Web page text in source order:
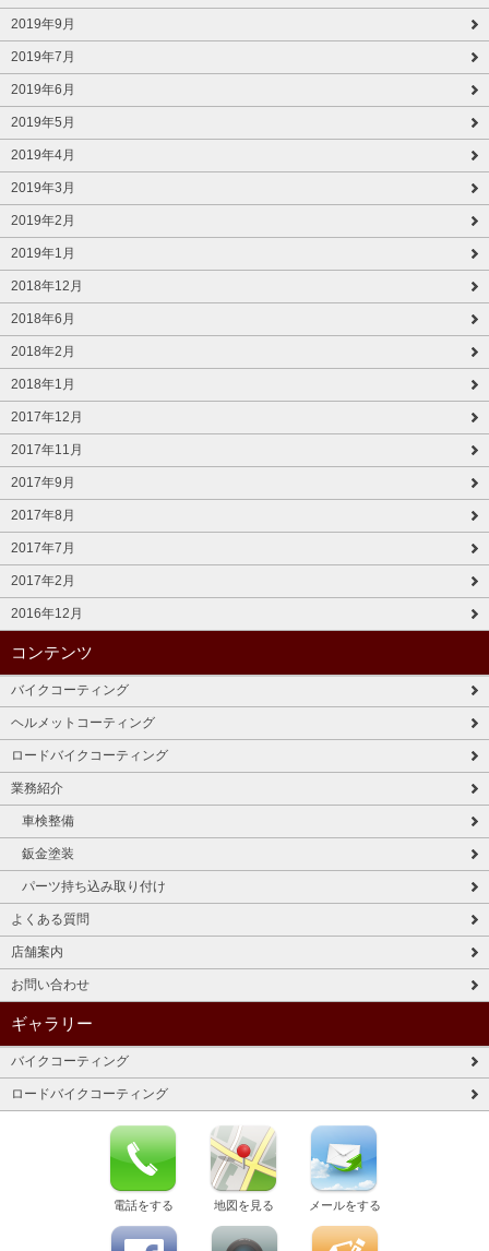
2019年9月
2019年7月
2019年6月
2019年5月
2019年4月
2019年3月
2019年2月
2019年1月
2018年12月
2018年6月
2018年2月
2018年1月
2017年12月
2017年11月
2017年9月
2017年8月
2017年7月
2017年2月
2016年12月
コンテンツ
バイクコーティング
ヘルメットコーティング
ロードバイクコーティング
業務紹介
車検整備
鈑金塗装
パーツ持ち込み取り付け
よくある質問
店舗案内
お問い合わせ
ギャラリー
バイクコーティング
ロードバイクコーティング
電話をする 地図を見る メールをする